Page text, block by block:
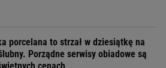
porcelana to strzał w dziesiątkę na
Porządne serwisy obiadowe są